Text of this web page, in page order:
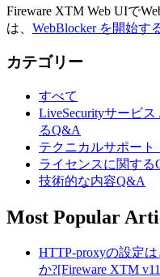
Fireware XTM Web UIで
は、 WebBlocker を開始す
カテゴリー
すべて
LiveSecurityサービス
るQ&A
テクニカルサポート
ライセンスに関する
技術的な内容Q&A
Most Popular
HTTP-proxyの設定
か?[Fireware XTM